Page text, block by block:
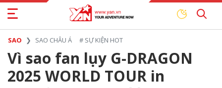
SAO SAO CHÂU Á # SỰ KIỆN HOT
Vì sao fan lụy G-DRAGON
2025 WORLD TOUR in